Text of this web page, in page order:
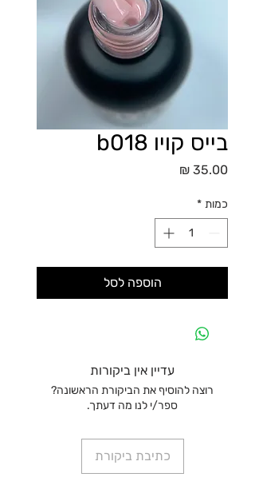
בייס קויו b018
כמות *
הוספה לסל
עדיין אין ביקורות
רוצה להוסיף את הביקורת הראשונה?
ספר/י לנו מה דעתך.
כתיבת ביקורת